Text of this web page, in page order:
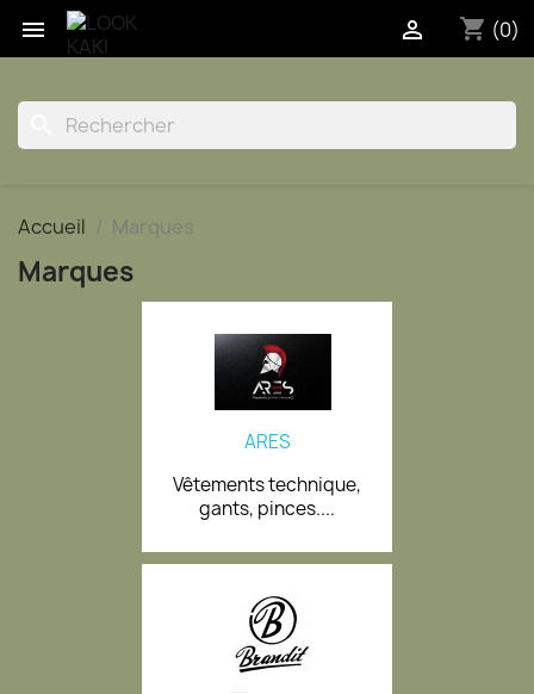
 shopping_cart (0)

Accueil Marques
Marques
ARES
Vêtements technique,
gants, pinces....